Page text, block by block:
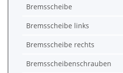
Bremsscheibe
Bremsscheibe links
Bremsscheibe rechts
Bremsscheibenschrauben